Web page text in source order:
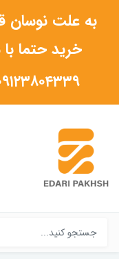
به علت نوسان
۰۹۱۲۳۸۰۴۳۳۹گرفته